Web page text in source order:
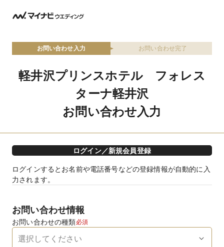
お問い合わせ入力 お問い合わせ完了
軽井沢プリンスホテル フォレス
ターナ軽井沢
お問い合わせ入力
ログイン／新規会員登録
ログインするとお名前や電話番号などの登録情報が自動的に入
力されます。
お問い合わせ情報
お問い合わせの種類必須